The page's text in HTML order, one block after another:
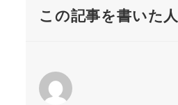
この記事を書いた人